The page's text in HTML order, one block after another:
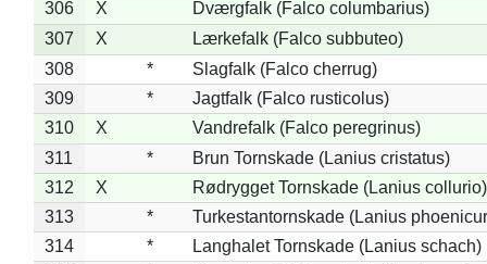
306
X
Dværgfalk (Falco columbarius)
307
X
Lærkefalk (Falco subbuteo)
308
*
Slagfalk (Falco cherrug)
309
*
Jagtfalk (Falco rusticolus)
310
X
Vandrefalk (Falco peregrinus)
311
*
Brun Tornskade (Lanius cristatus)
312
X
Rødrygget Tornskade (Lanius collurio)
313
*
Turkestantornskade (Lanius
314
*
Langhalet Tornskade (Lanius schach)